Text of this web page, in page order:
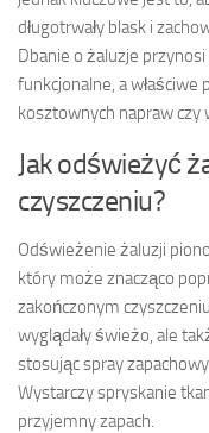
długotrwały blask i
Dbanie o żaluzje
funkcjonalne, a
kosztownych napraw czy
Jak odświeżyć
czyszczeniu?
Odświeżenie żaluzji
który może znacząco
zakończonym
wyglądały świeżo, ale
stosując spray
Wystarczy spryskanie
przyjemny zapach.